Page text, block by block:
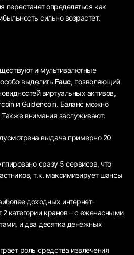
перестанет определяться как
сильно возрастет.
и мультивалютные
выделить Fauc, позволяющий
виртуальных активов,
и Guldencoin. Баланс можно
внимания заслуживают:
выдача примерно 20
сразу 5 сервисов, что
т.к. максимизирует шансы
доходных интернет-
2 категории кранов – с ежечасными
и два десятка денежных
роль средства извлечения